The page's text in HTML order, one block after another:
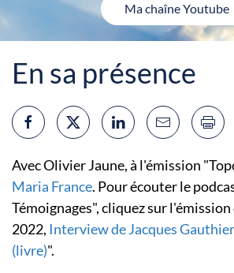
Ma chaîne Youtube
En sa présence
Avec Olivier Jaune, à l'émission
Maria France. Pour écouter le
Témoignages", cliquez sur
2022, Interview de Jacques
(livre)".